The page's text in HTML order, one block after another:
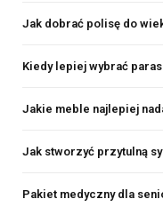
Jak dobrać polisę do
Kiedy lepiej wybrać
Jakie meble najlepiej
Jak stworzyć przytulną
Pakiet medyczny dla